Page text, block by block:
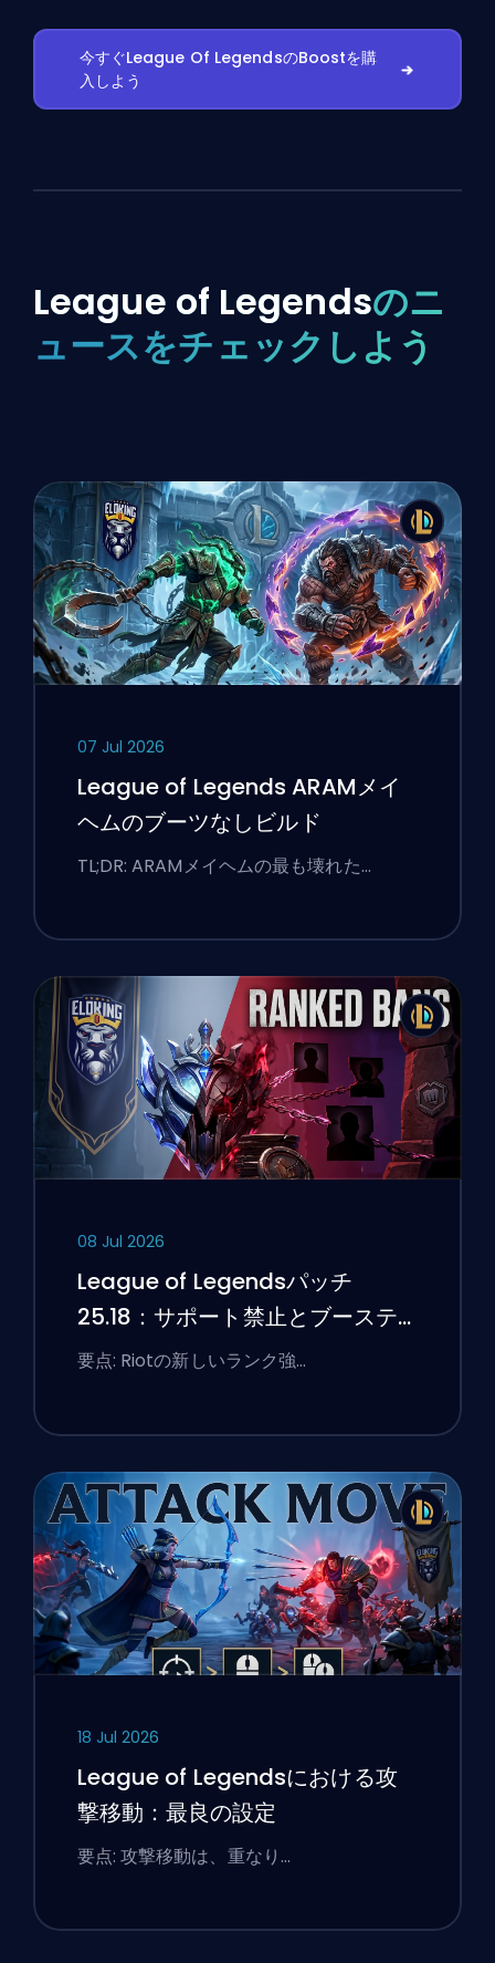
今すぐLeague Of LegendsのBoostを購
入しよう
League of Legendsのニ
ュースをチェックしよう
07 Jul 2026
League of Legends ARAMメイ
ヘムのブーツなしビルド
TL;DR: ARAMメイヘムの最も壊れた…
08 Jul 2026
League of Legendsパッチ
25.18：サポート禁止とブーステ
ィングのフラグ
要点: Riotの新しいランク強…
18 Jul 2026
League of Legendsにおける攻
撃移動：最良の設定
要点: 攻撃移動は、重なり…